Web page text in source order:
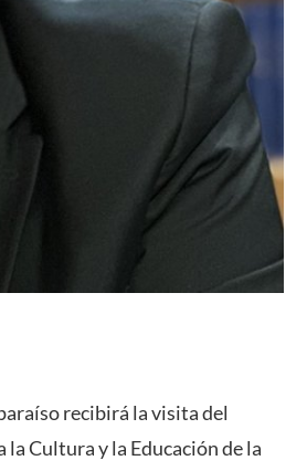
recibirá la visita del
Cultura y la Educación de la